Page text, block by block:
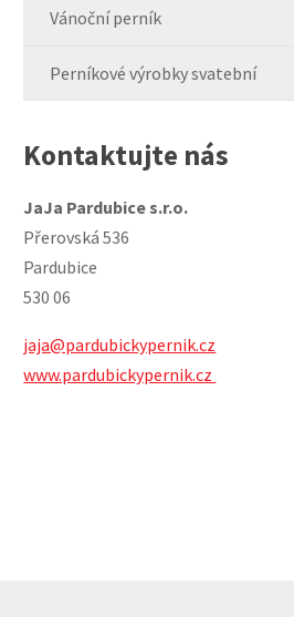
Vánoční perník
Perníkové výrobky svatební
Kontaktujte nás
JaJa Pardubice s.r.o.
Přerovská 536
Pardubice
530 06
jaja@pardubickypernik.cz
www.pardubickypernik.cz